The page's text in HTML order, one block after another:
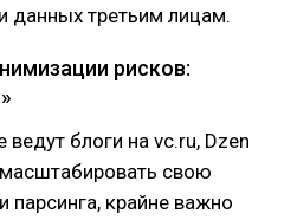
данных третьим лицам.
рисков:
блоги на vc.ru, Dzen
свою
парсинга, крайне важно